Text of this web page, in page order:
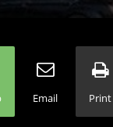
Email Print